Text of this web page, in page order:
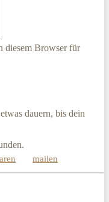
diesem Browser für
dauern, bis dein
mailen